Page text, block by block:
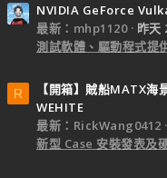
NVIDIA GeForce
最新：mhp1120
昨天
測試軟體、驅動程式提
R
【開箱】賊船MATX海
WEHITE
最新：RickWang0412
新型 Case 安裝發表及